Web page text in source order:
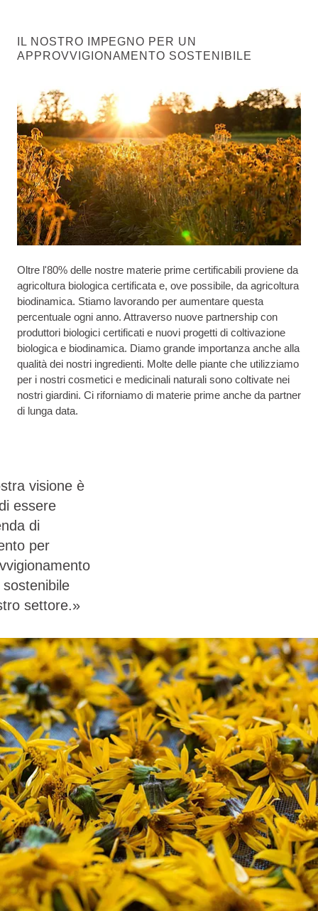
IL NOSTRO IMPEGNO PER UN
APPROVVIGIONAMENTO SOSTENIBILE
Oltre l'80% delle nostre materie prime certificabili proviene da
agricoltura biologica certificata e, ove possibile, da agricoltura
biodinamica. Stiamo lavorando per aumentare questa
percentuale ogni anno. Attraverso nuove partnership con
produttori biologici certificati e nuovi progetti di coltivazione
biologica e biodinamica. Diamo grande importanza anche alla
qualità dei nostri ingredienti. Molte delle piante che utilizziamo
per i nostri cosmetici e medicinali naturali sono coltivate nei
nostri giardini. Ci riforniamo di materie prime anche da partner
di lunga data.
visione è
essere
di
per
settore.»